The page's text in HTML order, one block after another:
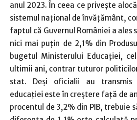
anul 2023. În ceea ce privește
sistemul național de învățământ,
faptul că Guvernul României a ales
nici mai puțin de 2,1% din
bugetul Ministerului Educației,
ultimii ani, contrar tuturor
stat. Deși oficialii au
educației este în creștere față de
procentul de 3,2% din PIB, trebuie